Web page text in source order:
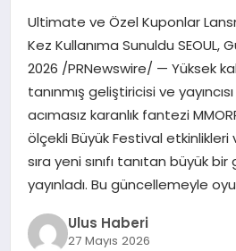
EĞITIM
MAGAZIN
SPOR
YAŞAM
Ultimate ve Özel Kuponlar
Kez Kullanıma Sunuldu SEOUL,
2026 /PRNewswire/ — Yüksek
tanınmış geliştiricisi ve
acımasız karanlık fantezi
ölçekli Büyük Festival etkinlikleri
sıra yeni sınıfı tanıtan büyük
yayınladı. Bu güncellemeyle
Ulus Haberi
27 Mayıs 2026